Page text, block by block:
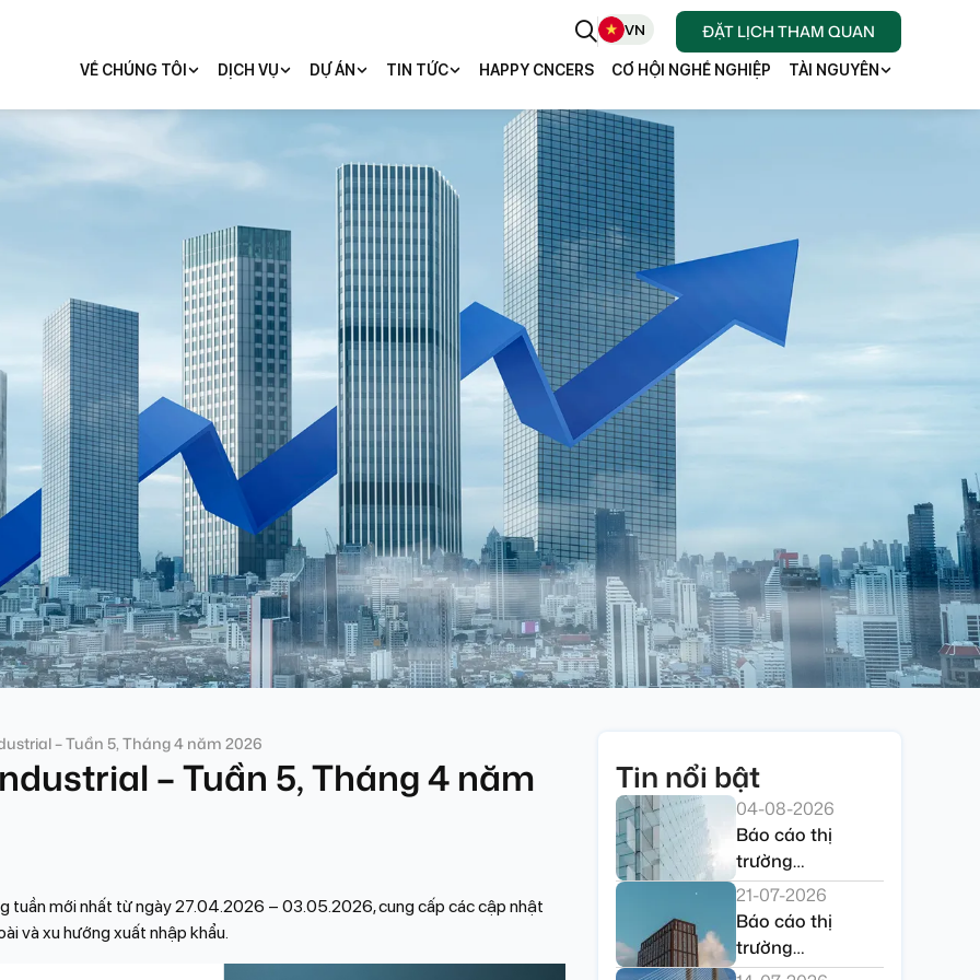
VN ĐẶT LỊCH THAM QUAN
VỀ CHÚNG TÔI DỊCH VỤ DỰ ÁN TIN TỨC HAPPY CNCERS CƠ HỘI NGHỀ NGHIỆP TÀI NGUYÊN
– Tuần 5, Tháng 4 năm 2026
– Tuần 5, Tháng 4 năm
tuần mới nhất từ ngày 27.04.2026 – 03.05.2026, cung cấp các cập nhật
và xu hướng xuất nhập khẩu.
Tin nổi bật
04-08-2026
Báo cáo thị
trường
CNCIndustrial –
Tuần 4, Tháng 7
năm 2026
21-07-2026
Báo cáo thị
trường
CNCIndustrial –